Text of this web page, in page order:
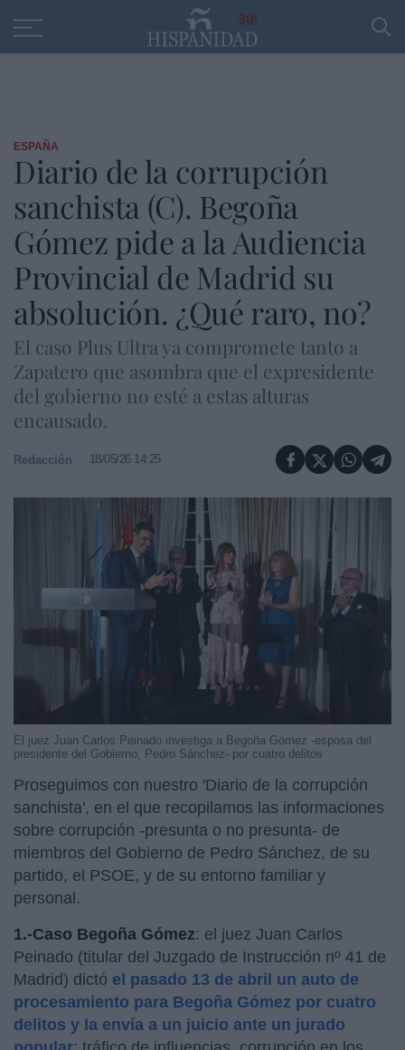
30
ESPAÑA
Diario de la corrupción
sanchista (C). Begoña
Gómez pide a la Audiencia
Provincial de Madrid su
absolución. ¿Qué raro, no?
El caso Plus Ultra ya compromete tanto a
Zapatero que asombra que el expresidente
del gobierno no esté a estas alturas
encausado.
Redacción 18/05/26 14:25
El juez Juan Carlos Peinado investiga a Begoña Gómez -esposa del
presidente del Gobierno, Pedro Sánchez- por cuatro delitos
Proseguimos con nuestro 'Diario de la corrupción
sanchista', en el que recopilamos las informaciones
sobre corrupción -presunta o no presunta- de
miembros del Gobierno de Pedro Sánchez, de su
partido, el PSOE, y de su entorno familiar y
personal.
1.-Caso Begoña Gómez: el juez Juan Carlos
Peinado (titular del Juzgado de Instrucción nº 41 de
Madrid) dictó el pasado 13 de abril un auto de
procesamiento para Begoña Gómez por cuatro
delitos y la envía a un juicio ante un jurado